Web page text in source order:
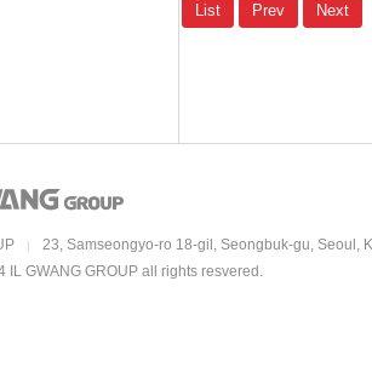
List Prev Next
|
23, Samseongyo-ro 18-gil, Seongbuk-gu, Seoul,
GWANG GROUP all rights resvered.